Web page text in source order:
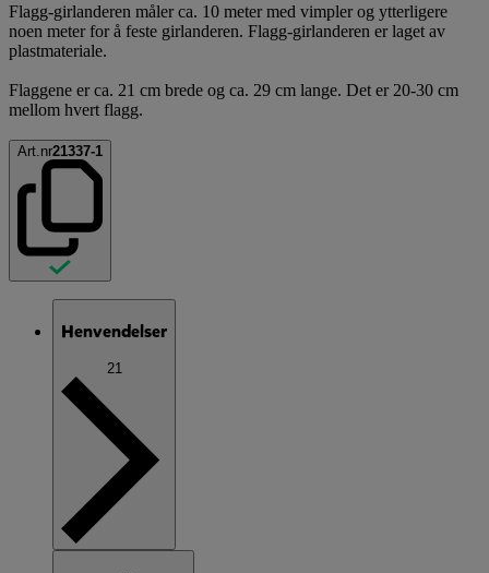
Flagg-girlanderen måler ca. 10 meter med vimpler og ytterligere
noen meter for å feste girlanderen. Flagg-girlanderen er laget av
plastmateriale.
Flaggene er ca. 21 cm brede og ca. 29 cm lange. Det er 20-30 cm
mellom hvert flagg.
Art.nr21337-1
Henvendelser
21